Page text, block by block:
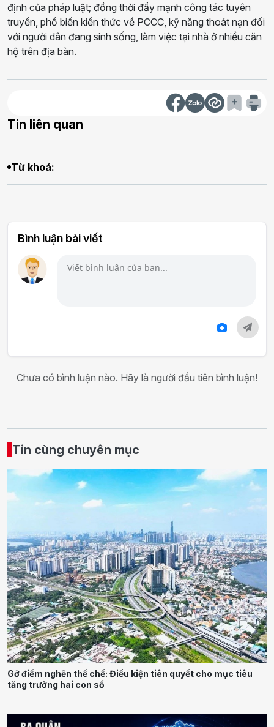
định của pháp luật; đồng thời đẩy mạnh công tác tuyên
truyền, phổ biến kiến thức về PCCC, kỹ năng thoát nạn đối
với người dân đang sinh sống, làm việc tại nhà ở nhiều căn
hộ trên địa bàn.
Tin liên quan
Từ khoá:
Bình luận bài viết
Chưa có bình luận nào. Hãy là người đầu tiên bình luận!
Tin cùng chuyên mục
Gỡ điểm nghẽn thể chế: Điều kiện tiên quyết cho mục tiêu
tăng trưởng hai con số